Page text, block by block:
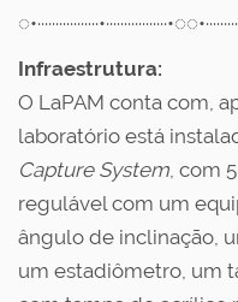
Infraestrutura:
O LaPAM conta com,
laboratório está
Capture System, com
regulável com um
ângulo de inclinação,
um estadiômetro, um